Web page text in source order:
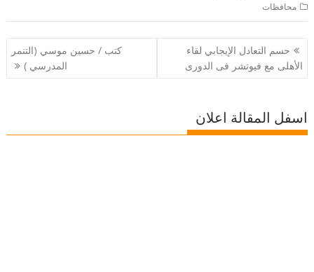
محافظات
تصفّح
المقالات
حسم التعادل الإيجابي لقاء
الأهلى مع فيوتشر فى الدورى
كتب / حسين موسي (التنمر
المدرسي )
اسفل المقالة اعلان